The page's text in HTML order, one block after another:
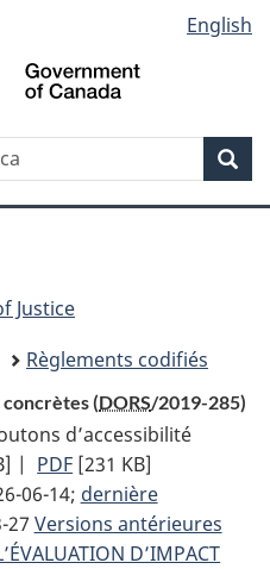
au
contenu
propos
de
la
HTML
simplifiée
English
Justice
Règlements codifiés
(DORS/2019-285)
d’accessibilité
| PDF Texte
complet
:
Règlement
[231 KB]
06-14; dernière
27 Versions antérieures
D’IMPACT